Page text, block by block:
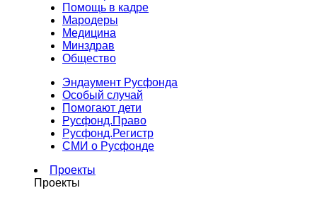
Помощь в кадре
Мародеры
Медицина
Минздрав
Общество
Эндаумент Русфонда
Особый случай
Помогают дети
Русфонд.Право
Русфонд.Регистр
СМИ о Русфонде
Проекты
Проекты